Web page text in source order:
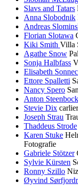
Slavs and Tatars
Anna Slobodnik
Andreas
Florian Slotawa
Kiki Smith Villa
Agathe Snow
Sonja Halbfass
Elisabeth
Ettore Spalletti
Nancy Spero
Anton Steenbock
Stevie Dix
Joseph Strau
Thaddeus Strode
Karen Stuke
Fotografie
Gabriele Stötzer
Sylvie Kürsten
Ronny Szillo
Øyvind